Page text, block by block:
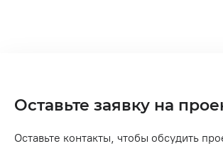
Оставьте заявку на
Оставьте контакты, чтобы обсудить